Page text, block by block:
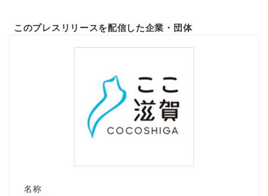
このプレスリリースを配信した企業・団体
名称